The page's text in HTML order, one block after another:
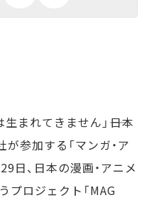
まれてきません」――日本
参加する「マンガ・ア
日、日本の漫画・アニメ
プロジェクト「MAG